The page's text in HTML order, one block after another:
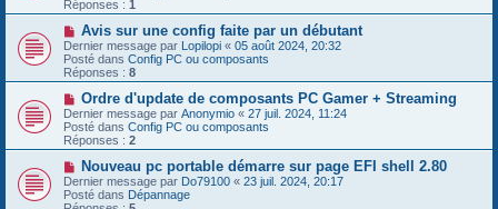
s
a
g
e
e
u
m
e
s
s
a
g
e
Réponses : 1
N
o
u
v
e
a
m
e
s
s
a
g
e
Avis sur une config faite par un débutant
Dernier message par Lopilopi « 05 août 2024, 20:32
Posté dans Config PC ou composants
Réponses : 8
N
o
u
v
e
a
u
m
e
Ordre d'update de composants PC Gamer + Streaming
Dernier message par Anonymio « 27 juil. 2024, 11:24
Posté dans Config PC ou composants
Réponses : 2
N
o
u
v
Nouveau pc portable démarre sur page EFI shell 2.80
Dernier message par Do79100 « 23 juil. 2024, 20:17
Posté dans Dépannage